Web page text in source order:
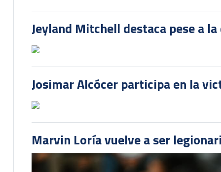
Jeyland Mitchell destaca pese a
Josimar Alcócer participa en la
Marvin Loría vuelve a ser